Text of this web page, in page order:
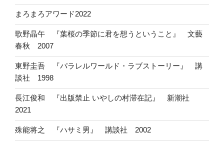
まろまろアワード2022
歌野晶午 『葉桜の季節に君を想うということ』 文藝
春秋 2007
東野圭吾 『パラレルワールド・ラブストーリー』 講
談社 1998
長江俊和 『出版禁止 いやしの村滞在記』 新潮社
2021
殊能将之 『ハサミ男』 講談社 2002